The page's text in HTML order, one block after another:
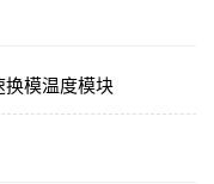
模温度模块